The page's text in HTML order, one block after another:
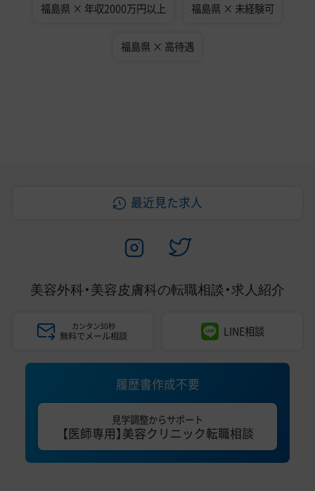
福島県 × 年収2000万円以上 福島県 × 未経験可
福島県 × 高待遇
最近見た求人
美容外科・美容皮膚科の転職相談・求人紹介
カンタン30秒
無料でメール相談 LINE相談
履歴書作成不要
見学調整からサポート
【医師専用】美容クリニック転職相談